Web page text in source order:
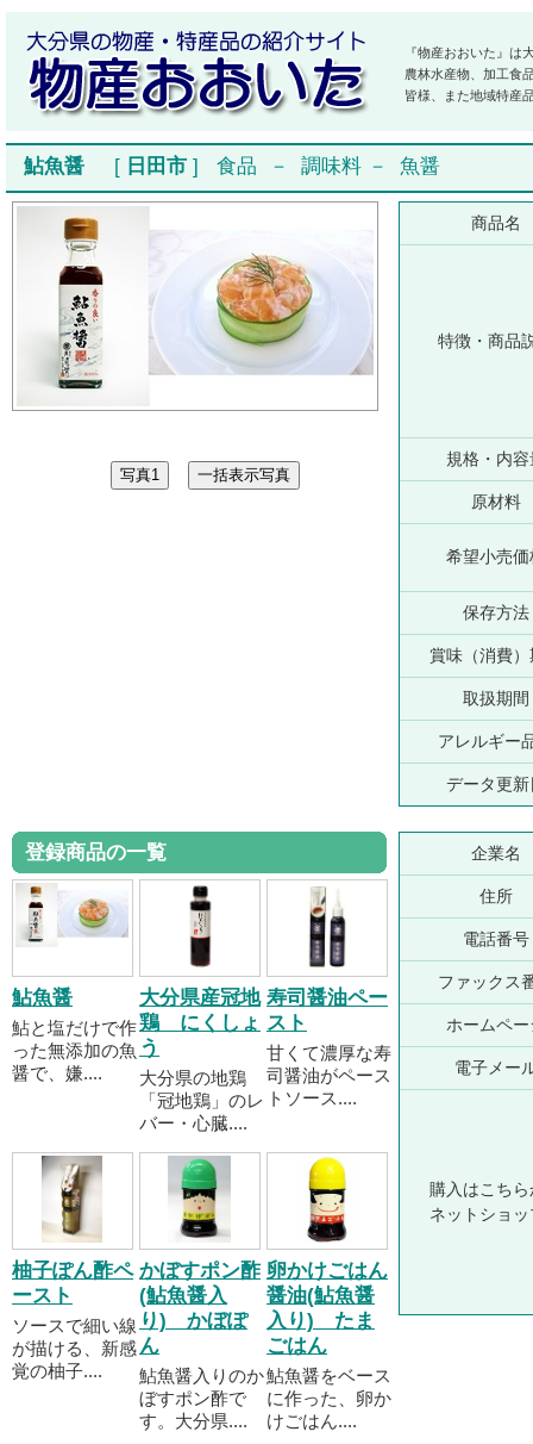
『物産おおいた』は
農林水産物、加工食
皆様、また地域特産
鮎魚醤 [ 日田市 ] 食品 － 調味料 － 魚醤
商品名
特徴・商品
規格・内容
原材料
希望小売価
保存方法
賞味（消費）
取扱期間
アレルギー
データ更新
登録商品の一覧
鮎魚醤
鮎と塩だけで作
った無添加の魚
醤で、嫌....
大分県産冠地
鶏 にくしょ
う
大分県の地鶏
「冠地鶏」のレ
バー・心臓....
寿司醤油ペー
スト
甘くて濃厚な寿
司醤油がペース
トソース....
柚子ぽん酢ペ
ースト
ソースで細い線
が描ける、新感
覚の柚子....
かぼすポン酢
(鮎魚醤入
り) かぼぽ
ん
鮎魚醤入りのか
ぼすポン酢で
す。大分県....
卵かけごはん
醤油(鮎魚醤
入り) たま
ごはん
鮎魚醤をベース
に作った、卵か
けごはん....
企業名
住所
電話番号
ファックス
ホームペー
電子メー
購入はこちら
ネットショ